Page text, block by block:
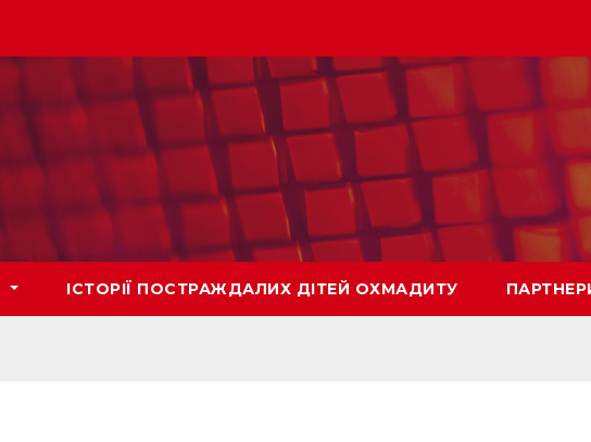
ІСТОРІЇ ПОСТРАЖДАЛИХ ДІТЕЙ ОХМАДИТУ